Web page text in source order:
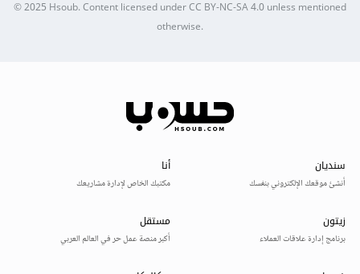
© 2025Hsoub.Content licensed underCC BY-NC-SA 4.0unless mentioned
otherwise.